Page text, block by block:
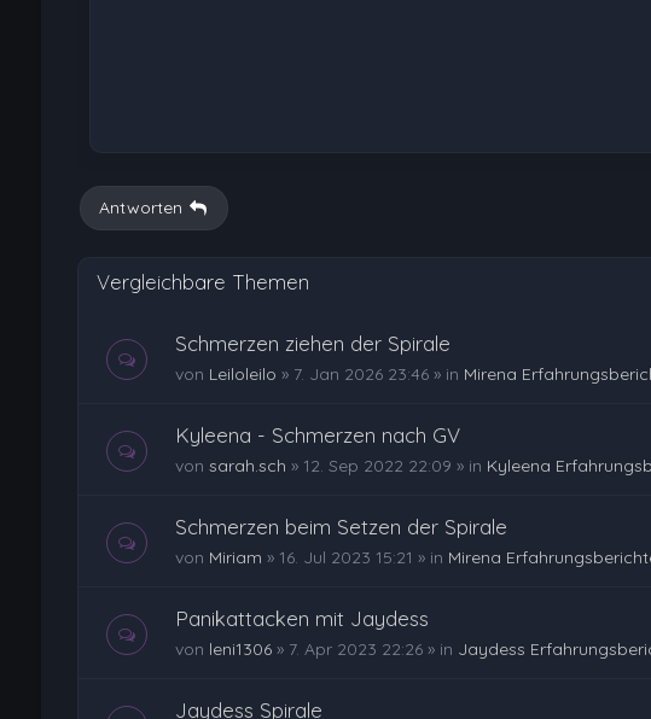
Antworten
Vergleichbare Themen
Schmerzen ziehen der Spirale
von Leiloleilo » 7. Jan 2026 23:46» in Mirena
Kyleena - Schmerzen nach GV
von sarah.sch » 12. Sep 2022 22:09 » in Kyleena
Schmerzen beim Setzen der Spirale
von Miriam » 16. Jul 2023 15:21 » in Mirena
Panikattacken mit Jaydess
von leni1306» 7. Apr 2023 22:26» in Jaydess
Jaydess Spirale